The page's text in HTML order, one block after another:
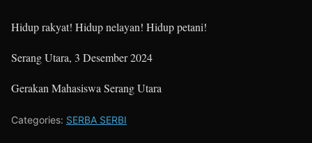
Hidup rakyat! Hidup nelayan! Hidup petani!
Serang Utara, 3 Desember 2024
Gerakan Mahasiswa Serang Utara
Categories: SERBA SERBI